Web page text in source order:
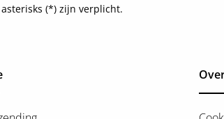
(*) zijn verplicht.